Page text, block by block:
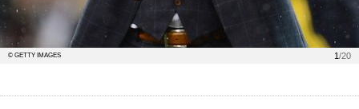
1/20
© GETTY IMAGES